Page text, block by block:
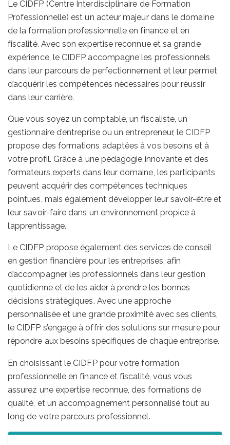
Le CIDFP (Centre Interdisciplinaire de Formation
Professionnelle) est un acteur majeur dans le domaine
de la formation professionnelle en finance et en
fiscalité. Avec son expertise reconnue et sa grande
expérience, le CIDFP accompagne les professionnels
dans leur parcours de perfectionnement et leur permet
d’acquérir les compétences nécessaires pour réussir
dans leur carrière.
Que vous soyez un comptable, un fiscaliste, un
gestionnaire d’entreprise ou un entrepreneur, le CIDFP
propose des formations adaptées à vos besoins et à
votre profil. Grâce à une pédagogie innovante et des
formateurs experts dans leur domaine, les participants
peuvent acquérir des compétences techniques
pointues, mais également développer leur savoir-être et
leur savoir-faire dans un environnement propice à
l’apprentissage.
Le CIDFP propose également des services de conseil
en gestion financière pour les entreprises, afin
d’accompagner les professionnels dans leur gestion
quotidienne et de les aider à prendre les bonnes
décisions stratégiques. Avec une approche
personnalisée et une grande proximité avec ses clients,
le CIDFP s’engage à offrir des solutions sur mesure pour
répondre aux besoins spécifiques de chaque entreprise.
En choisissant le CIDFP pour votre formation
professionnelle en finance et fiscalité, vous vous
assurez une expertise reconnue, des formations de
qualité, et un accompagnement personnalisé tout au
long de votre parcours professionnel.